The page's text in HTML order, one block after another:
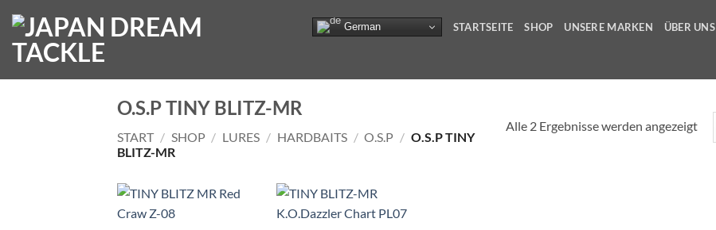
Inhalt
springen
German STARTSEITE SHOP UNSERE MARKEN ÜBER UNS
O.S.P TINY BLITZ-MR
START / SHOP / LURES / HARDBAITS / O.S.P / O.S.P TINY
BLITZ-MR
Alle 2 Ergebnisse werden angezeigt